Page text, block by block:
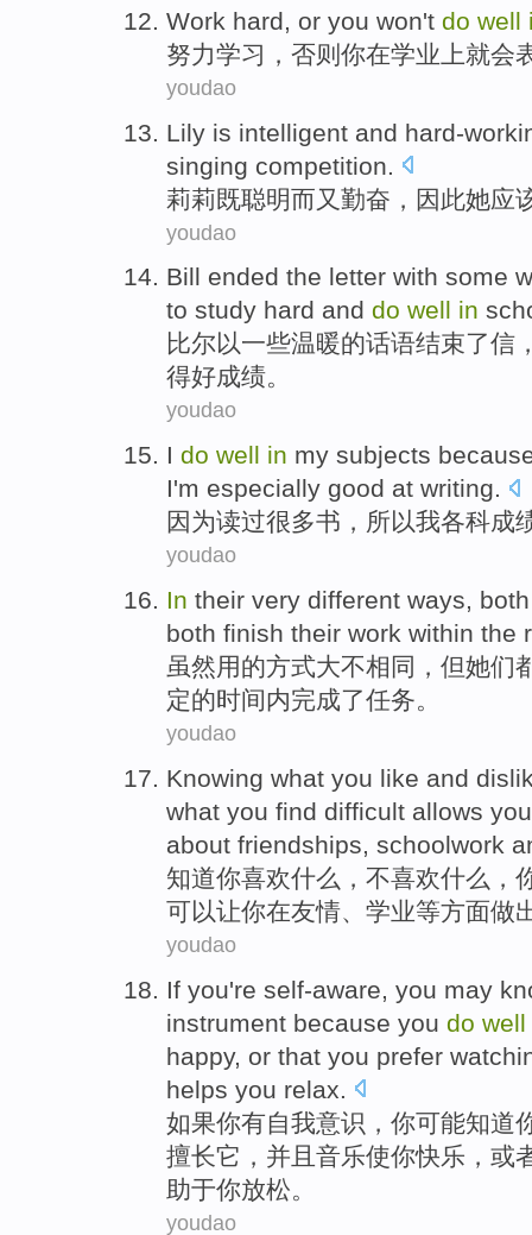
Work hard, or you won't do well
努力学习，否则你在学业上就会
youdao
L ily is intelligent and hard-
singing competition.
莉莉既聪明而又勤奋，因此她应
youdao
Bill ended the letter with some
to study hard and do well in
比尔以一些温暖的话语结束了信
得好成绩。
youdao
I do well in my subjects
I'm especially good at writing.
因为读过很多书，所以我各科成
youdao
In their very different ways,
both finish their work within the
虽然用的方式大不相同，但她们
定的时间内完成了任务。
youdao
Knowing what you like and
what you find difficult allows
about friendships, schoolwork
知道你喜欢什么，不喜欢什么，
可以让你在友情、学业等方面做
youdao
If you're self-aware, you may
instrument because you do well
happy, or that you prefer
helps you relax.
如果你有自我意识，你可能知道
擅长它，并且音乐使你快乐，或
助于你放松。
youdao